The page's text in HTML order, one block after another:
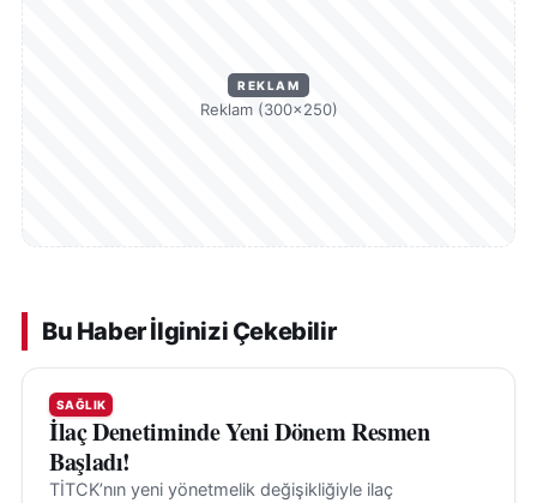
REKLAM
Reklam (300×250)
Bu Haber İlginizi Çekebilir
SAĞLIK
İlaç Denetiminde Yeni Dönem Resmen
Başladı!
TİTCK’nın yeni yönetmelik değişikliğiyle ilaç